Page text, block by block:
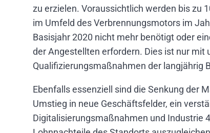
zu erzielen. Voraussichtlich werden bis zu
im Umfeld des Verbrennungsmotors im
Basisjahr 2020 nicht mehr benötigt oder
der Angestellten erfordern. Dies ist nur mit
Qualifizierungsmaßnahmen der langjährig
Ebenfalls essenziell sind die Senkung der
Umstieg in neue Geschäftsfelder, ein
Digitalisierungsmaßnahmen und Industrie